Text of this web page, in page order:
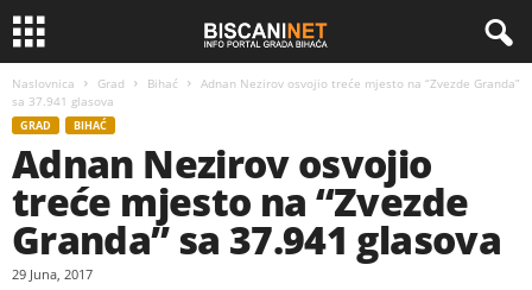
Naslovnica Grad Bihać
Adnan Nezirov osvojio treće mjesto na “Zvezde Granda”
sa 37.941 glasova
GRAD BIHAĆ
Adnan Nezirov osvojio
treće mjesto na “Zvezde
Granda” sa 37.941 glasova
29 Juna, 2017